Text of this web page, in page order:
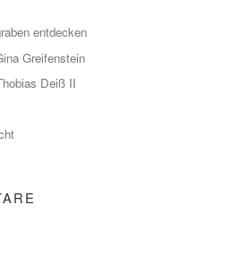
entdecken
Greifenstein
Deiß II